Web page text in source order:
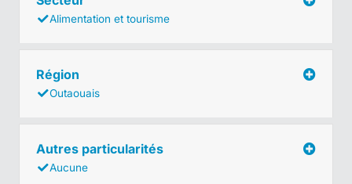
Alimentation et tourisme
Région
Outaouais
Autres particularités
Aucune